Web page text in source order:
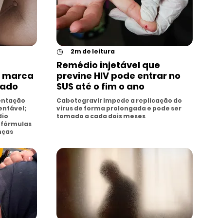
marca
fórmulas
◷ 2m de leitura
Remédio injetável que
previne HIV pode entrar no
SUS até o fim o ano
Cabotegravir impede a replicação do
vírus de forma prolongada e pode ser
tomado a cada dois meses